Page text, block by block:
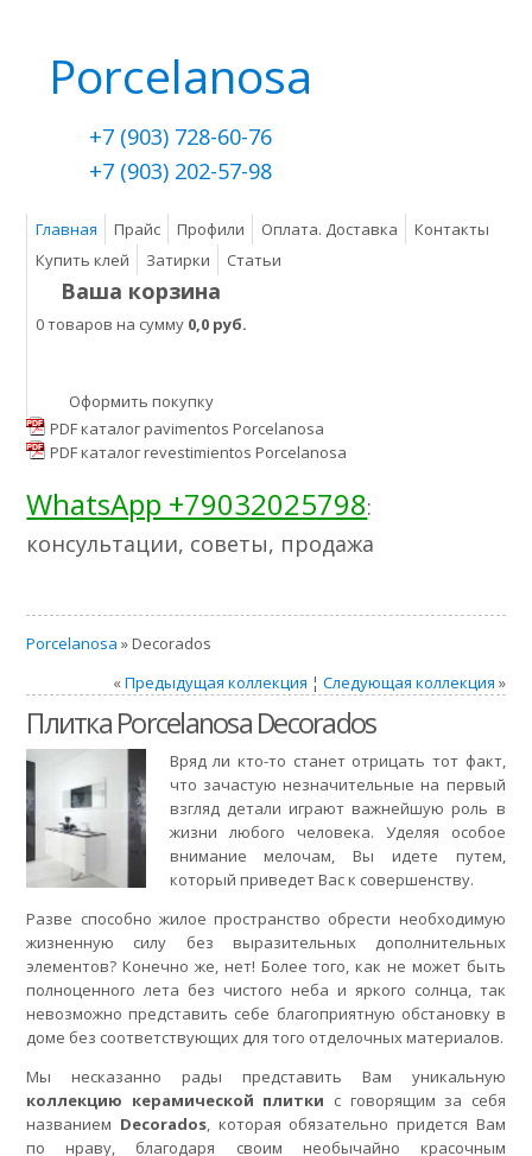
Porcelanosa
+7 (903) 728-60-76
+7 (903) 202-57-98
Главная Прайс Профили Оплата. Доставка
Контакты
Купить клей
Затирки Статьи
Ваша корзина
0 товаров на сумму 0,0 руб.
Оформить покупку
PDF каталог pavimentos Porcelanosa
PDF каталог revestimientos Porcelanosa
WhatsApp +79032025798:
консультации, советы, продажа
Porcelanosa » Decorados
«Предыдущая коллекция ¦ Следующая коллекция »
Плитка Porcelanosa Decorados
Вряд ли кто-то станет отрицать тот факт,
что зачастую незначительные на первый
взгляд детали играют важнейшую роль в
жизни любого человека. Уделяя особое
внимание мелочам, Вы идете путем,
который приведет Вас к совершенству.
Разве способно жилое пространство обрести необходимую
жизненную силу без выразительных дополнительных
элементов? Конечно же, нет! Более того, как не может быть
полноценного лета без чистого неба и яркого солнца, так
невозможно представить себе благоприятную обстановку в
доме без соответствующих для того отделочных материалов.
Мы несказанно рады представить Вам уникальную
коллекцию керамической плитки с говорящим за себя
названием Decorados, которая обязательно придется Вам
по нраву, благодаря своим необычайно красочным